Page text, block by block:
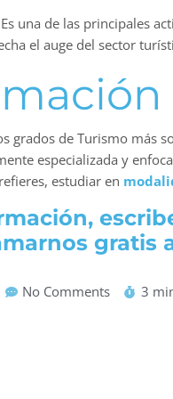
una de las principales
el auge del sector
grados de Turismo más
especializada y
estudiar en
gratis
No Comments 3